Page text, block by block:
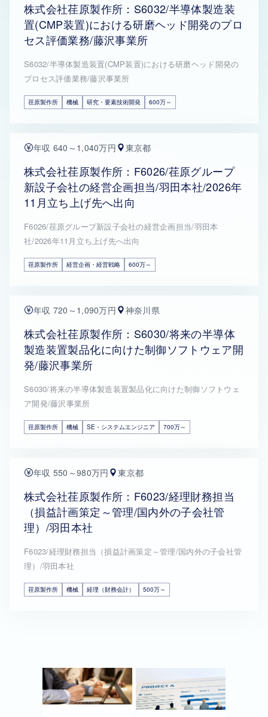
株式会社荏原製作所：S6032/半導体製造装
置(CMP装置)における研磨ヘッド開発のプロ
セス評価業務/藤沢事業所
S6032/半導体製造装置(CMP装置)における研磨ヘッド開発の
プロセス評価業務/藤沢事業所
荏原製作所 機械 研究・要素技術開発 600万～
年収 640～1,040万円 東京都
株式会社荏原製作所：F6026/荏原グループ
新設子会社の経営企画担当/羽田本社/2026年
11月立ち上げ先へ出向
F6026/荏原グループ新設子会社の経営企画担当/羽田本
社/2026年11月立ち上げ先へ出向
荏原製作所 経営企画・経営戦略 600万～
年収 720～1,090万円 神奈川県
株式会社荏原製作所：S6030/将来の半導体
製造装置製品化に向けた制御ソフトウェア開
発/藤沢事業所
S6030/将来の半導体製造装置製品化に向けた制御ソフトウェ
ア開発/藤沢事業所
荏原製作所 機械 SE・システムエンジニア 700万～
年収 550～980万円 東京都
株式会社荏原製作所：F6023/経理財務担当
（損益計画策定～管理/国内外の子会社管
理）/羽田本社
F6023/経理財務担当（損益計画策定～管理/国内外の子会社管
理）/羽田本社
荏原製作所 機械 経理（財務会計） 500万～